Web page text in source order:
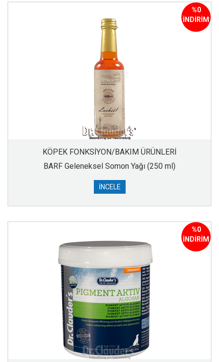
%0
İNDİRİM
KÖPEK FONKSİYON/BAKIM ÜRÜNLERİ
BARF Geleneksel Somon Yağı (250 ml)
İNCELE
%0
İNDİRİM